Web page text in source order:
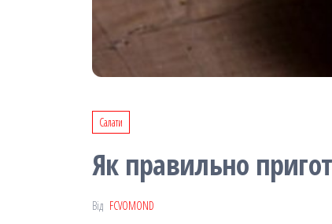
Салати
Як правильно
Від FCVOMOND